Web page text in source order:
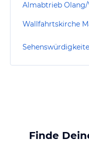
Almabtrieb Olang/
Finde